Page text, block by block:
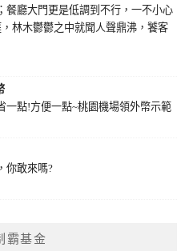
餐廳大門更是低調到不行，一不小心
林木鬱鬱之中就聞人聲鼎沸，饕客
一點!方便一點~桃園機場領外幣示範
你敢來嗎?
霸基金